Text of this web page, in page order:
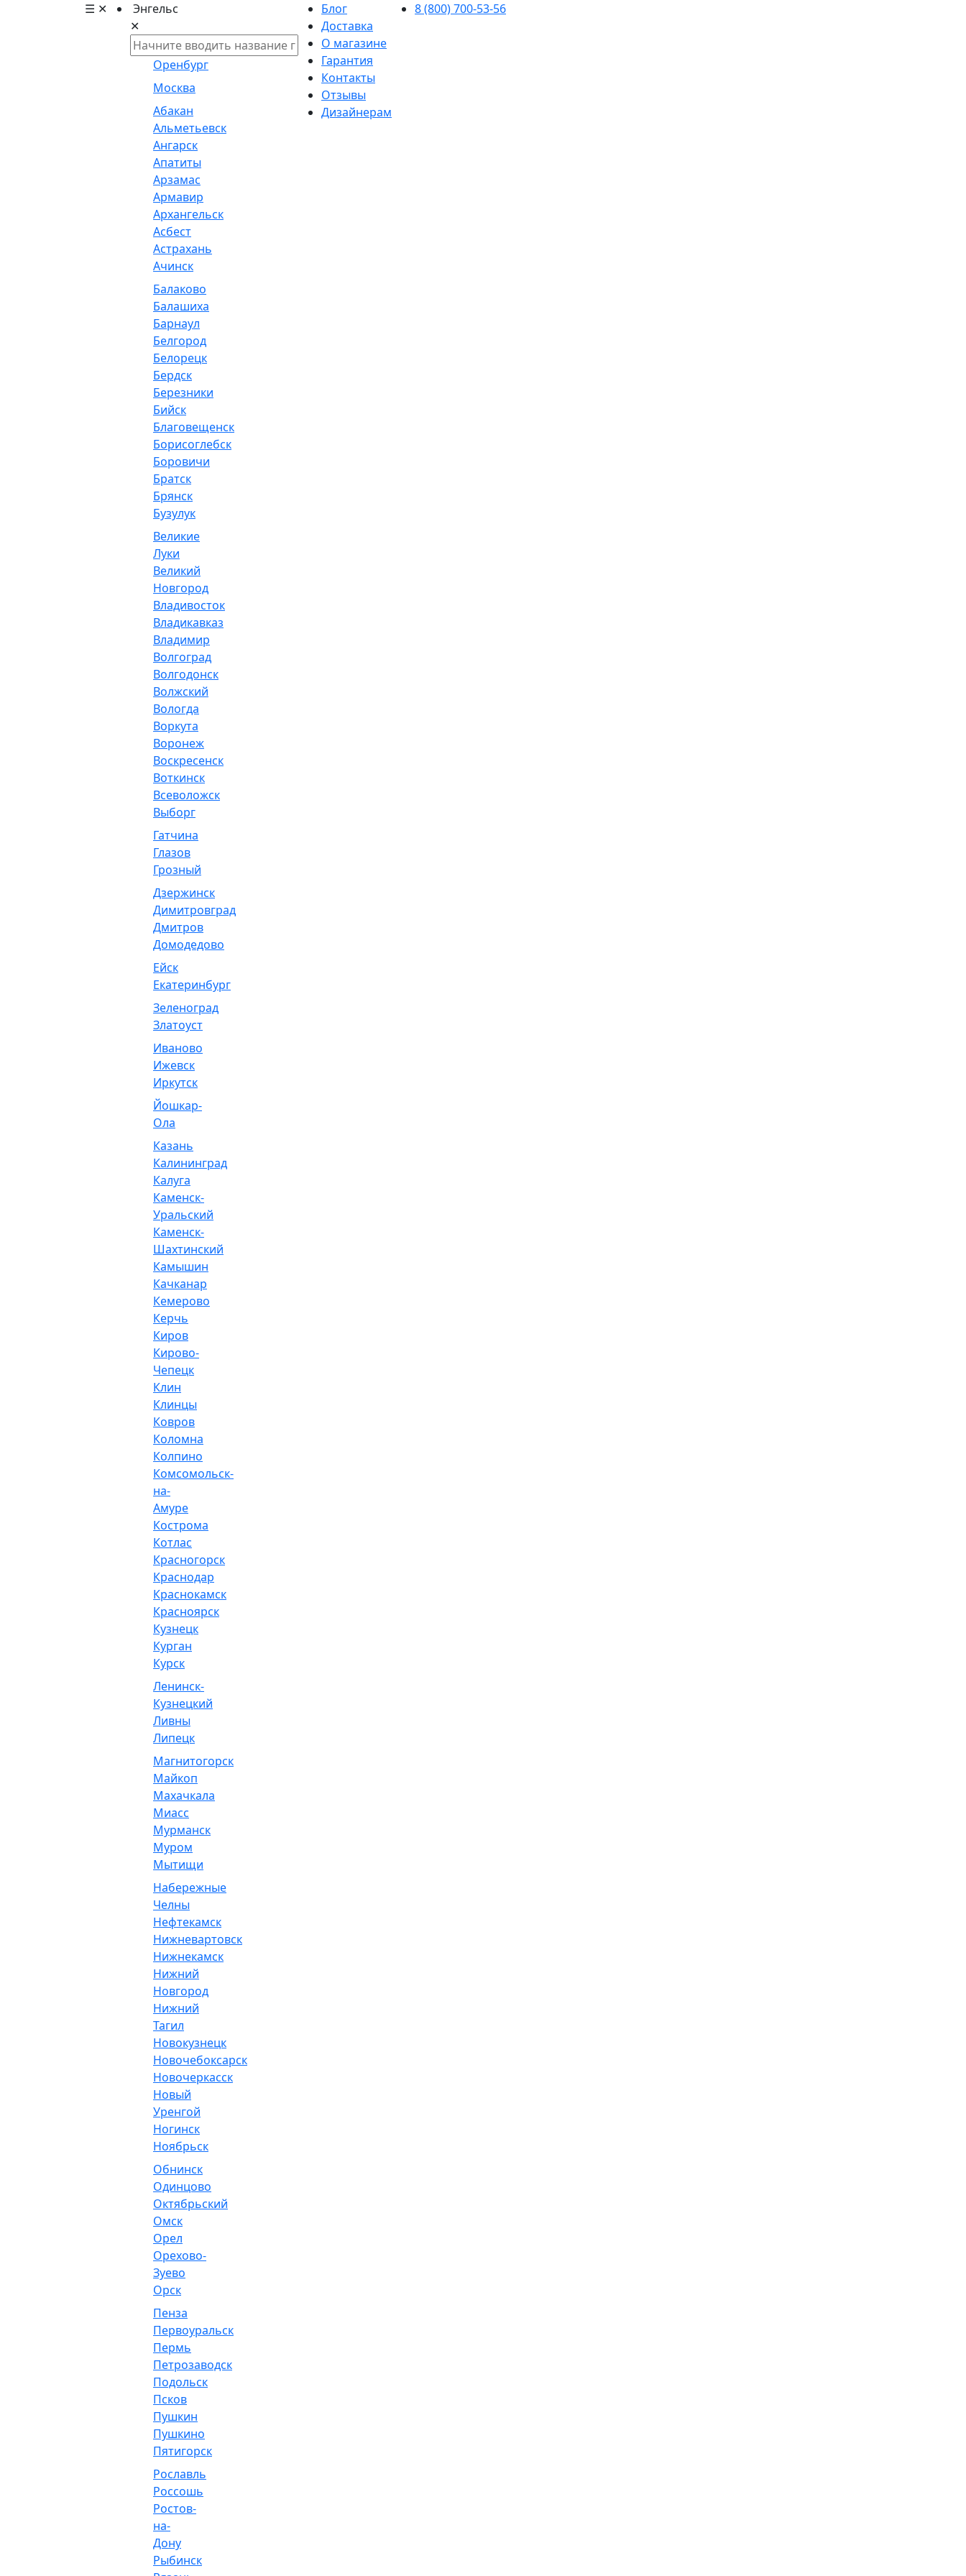
☰ ✕
Энгельс
✕
Оренбург
Москва
Абакан
Альметьевск
Ангарск
Апатиты
Арзамас
Армавир
Архангельск
Асбест
Астрахань
Ачинск
Балаково
Балашиха
Барнаул
Белгород
Белорецк
Бердск
Березники
Бийск
Благовещенск
Борисоглебск
Боровичи
Братск
Брянск
Бузулук
Великие
Луки
Великий
Новгород
Владивосток
Владикавказ
Владимир
Волгоград
Волгодонск
Волжский
Вологда
Воркута
Воронеж
Воскресенск
Воткинск
Всеволожск
Выборг
Гатчина
Глазов
Грозный
Дзержинск
Димитровград
Дмитров
Домодедово
Ейск
Екатеринбург
Зеленоград
Златоуст
Иваново
Ижевск
Иркутск
Йошкар-
Ола
Казань
Калининград
Калуга
Каменск-
Уральский
Каменск-
Шахтинский
Камышин
Качканар
Кемерово
Керчь
Киров
Кирово-
Чепецк
Клин
Клинцы
Ковров
Коломна
Колпино
Комсомольск-
на-
Амуре
Кострома
Котлас
Красногорск
Краснодар
Краснокамск
Красноярск
Кузнецк
Курган
Курск
Ленинск-
Кузнецкий
Ливны
Липецк
Магнитогорск
Майкоп
Махачкала
Миасс
Мурманск
Муром
Мытищи
Набережные
Челны
Нефтекамск
Нижневартовск
Нижнекамск
Нижний
Новгород
Нижний
Тагил
Новокузнецк
Новочебоксарск
Новочеркасск
Новый
Уренгой
Ногинск
Ноябрьск
Обнинск
Одинцово
Октябрьский
Омск
Орел
Орехово-
Зуево
Орск
Пенза
Первоуральск
Пермь
Петрозаводск
Подольск
Псков
Пушкин
Пушкино
Пятигорск
Рославль
Россошь
Ростов-
на-
Дону
Рыбинск
Блог
Доставка
О магазине
Гарантия
Контакты
Отзывы
Дизайнерам
8 (800) 700-53-56